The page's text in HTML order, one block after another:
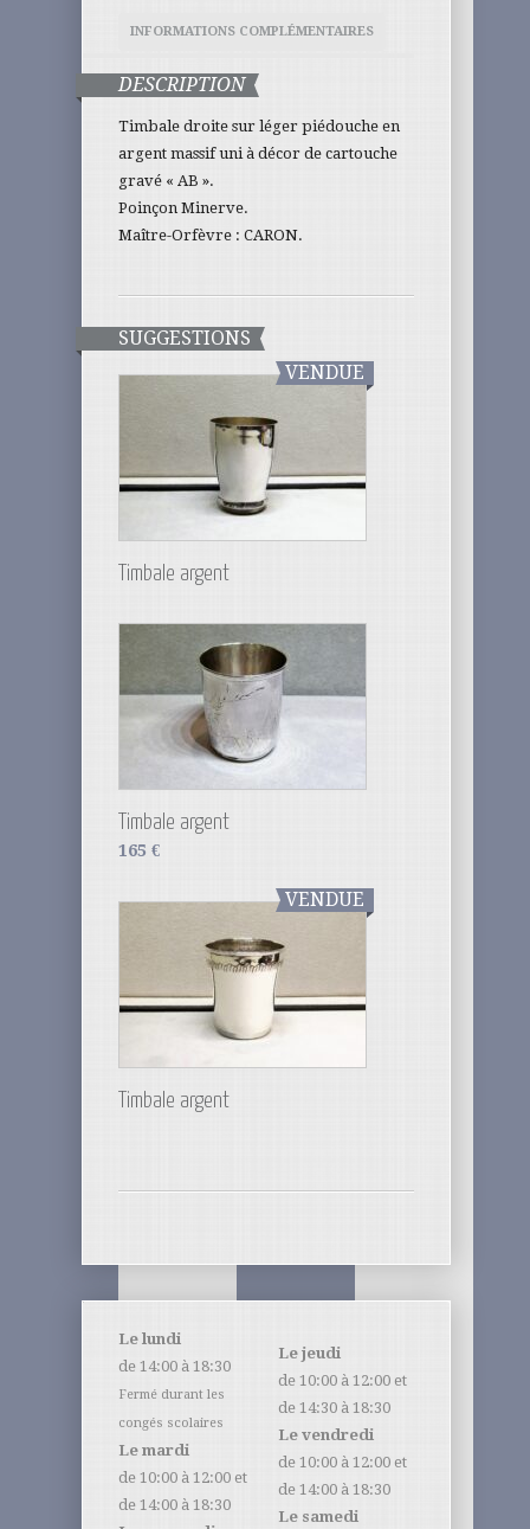
INFORMATIONS COMPLÉMENTAIRES
DESCRIPTION
Timbale droite sur léger piédouche en
argent massif uni à décor de cartouche
gravé « AB ».
Poinçon Minerve.
Maître-Orfèvre : CARON.
SUGGESTIONS
VENDUE
Timbale argent
Timbale argent
165 €
VENDUE
Timbale argent
Le lundi
de 14:00 à 18:30
Fermé durant les
congés scolaires
Le mardi
de 10:00 à 12:00 et
de 14:00 à 18:30
Le jeudi
de 10:00 à 12:00 et
de 14:30 à 18:30
Le vendredi
de 10:00 à 12:00 et
de 14:00 à 18:30
Le samedi